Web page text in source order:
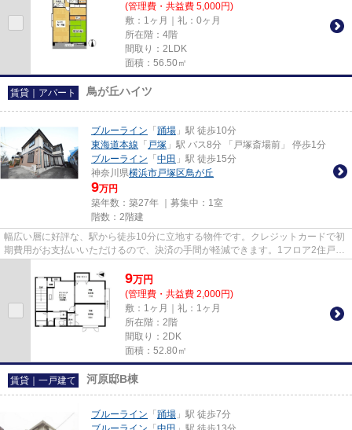
(管理費・共益費 5,000円)
敷：1ヶ月｜礼：0ヶ月
所在階：4階
間取り：2LDK
面積：56.50㎡
賃貸｜アパート 鳥が丘ハイツ
ブルーライン 「 踊場 」駅 徒歩10分
東海道本線 「 戸塚 」駅 バス8分 「戸塚斎場前」 停歩1分
ブルーライン 「 中田 」駅 徒歩15分
神奈川県横浜市戸塚区鳥が丘
9万円
築年数：築27年 ｜募集中： 1室
階数：2階建
幅広い層に好評な、駅から徒歩10分に立地する物件です。クレジットカードで初
期費用がお支払いいただけるので、決済の手間が軽減できます。1フロア2住戸の
9万円
(管理費・共益費 2,000円)
敷：1ヶ月｜礼：1ヶ月
所在階：2階
間取り：2DK
面積：52.80㎡
賃貸｜一戸建て 河原邸B棟
ブルーライン 「 踊場 」駅 徒歩7分